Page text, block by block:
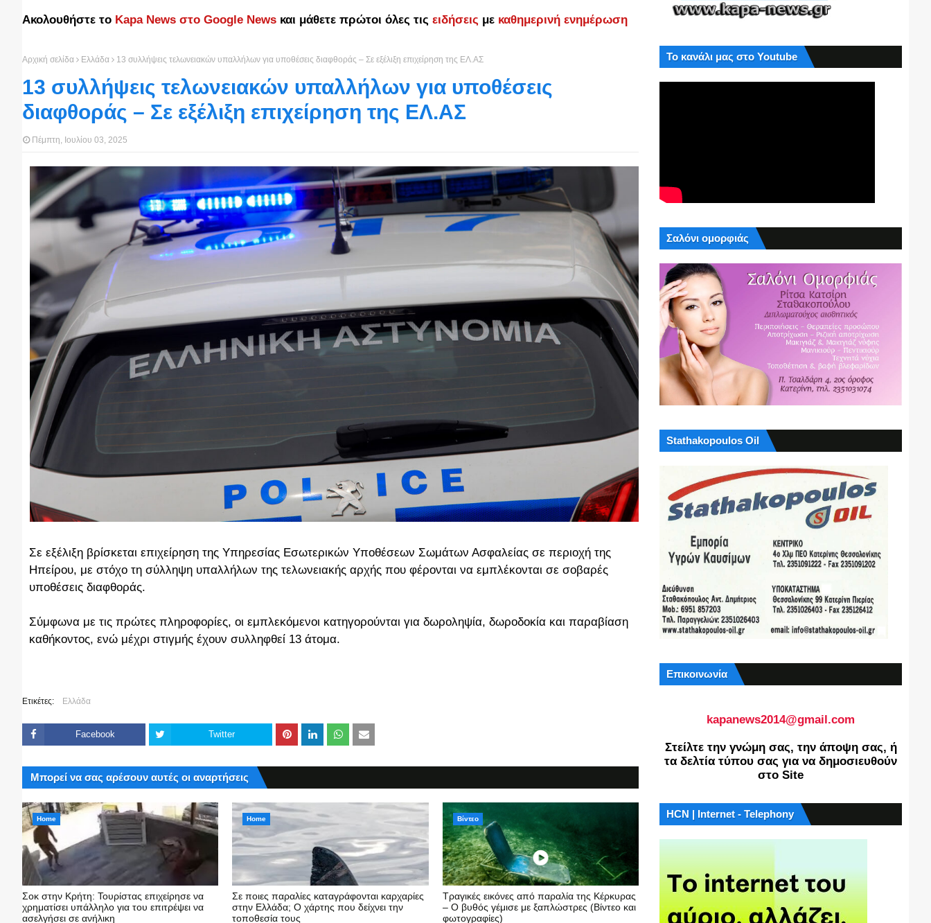
Ακολουθήστε το Kapa News στο Google News και μάθετε πρώτοι όλες τις ειδήσεις με καθημερινή ενημέρωση
Αρχική σελίδα Ελλάδα 13 συλλήψεις τελωνειακών υπαλλήλων για υποθέσεις διαφθοράς – Σε εξέλιξη επιχείρηση της ΕΛ.ΑΣ
13 συλλήψεις τελωνειακών υπαλλήλων για υποθέσεις
διαφθοράς – Σε εξέλιξη επιχείρηση της ΕΛ.ΑΣ
Πέμπτη, Ιουλίου 03, 2025
Σε εξέλιξη βρίσκεται επιχείρηση της Υπηρεσίας Εσωτερικών Υποθέσεων Σωμάτων Ασφαλείας σε περιοχή της
Ηπείρου, με στόχο τη σύλληψη υπαλλήλων της τελωνειακής αρχής που φέρονται να εμπλέκονται σε σοβαρές
υποθέσεις διαφθοράς.
Σύμφωνα με τις πρώτες πληροφορίες, οι εμπλεκόμενοι κατηγορούνται για δωροληψία, δωροδοκία και παραβίαση
καθήκοντος, ενώ μέχρι στιγμής έχουν συλληφθεί 13 άτομα.
Ετικέτες: Ελλάδα
Facebook Twitter
Μπορεί να σας αρέσουν αυτές οι αναρτήσεις
Home
Σοκ στην Κρήτη: Τουρίστας επιχείρησε να
χρηματίσει υπάλληλο για του επιτρέψει να
ασελγήσει σε ανήλικη
Home
Σε ποιες παραλίες καταγράφονται καρχαρίες
στην Ελλάδα; Ο χάρτης που δείχνει την
τοποθεσία τους
Βίντεο
Τραγικές εικόνες από παραλία της Κέρκυρας
– Ο βυθός γέμισε με ξαπλώστρες (Βίντεο και
φωτογραφίες)
Το κανάλι μας στο Youtube
Σαλόνι ομορφιάς
Stathakopoulos Oil
Επικοινωνία
kapanews2014@gmail.com
Στείλτε την γνώμη σας, την άποψη σας, ή
τα δελτία τύπου σας για να δημοσιευθούν
στο Site
HCN | Internet - Telephony